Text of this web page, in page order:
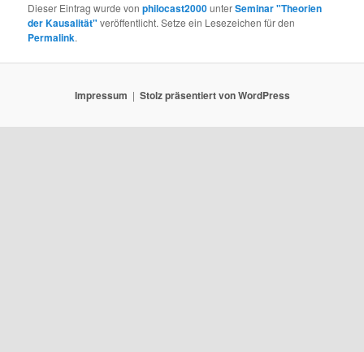
Dieser Eintrag wurde vonphilocast2000unterSeminar "Theorien
der Kausalität" veröffentlicht. Setze ein Lesezeichen für den
Permalink.
Impressum Stolz präsentiert von WordPress